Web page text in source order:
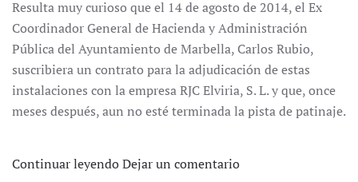
Resulta muy curioso que el 14 de agosto de 2014, el Ex
Coordinador General de Hacienda y Administración
Pública del Ayuntamiento de Marbella, Carlos Rubio,
suscribiera un contrato para la adjudicación de estas
instalaciones con la empresa RJC Elviria, S. L. y que, once
meses después, aun no esté terminada la pista de patinaje.
Continuar leyendoDejar un comentario